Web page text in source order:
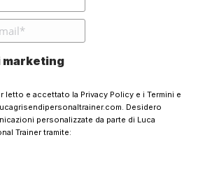
marketing
letto e accettato la Privacy Policye i Termini e
Desidero
personalizzate da parte di Luca
Trainer tramite: